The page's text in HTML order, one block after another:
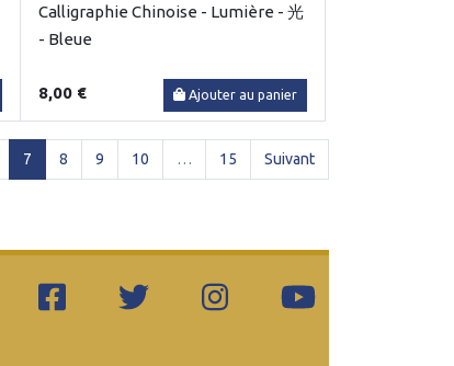
Calligraphie Chinoise - Lumière - 光
- Bleue
8,00 € Ajouter au panier
7 (current)
8 9 10 … 15 Suivant